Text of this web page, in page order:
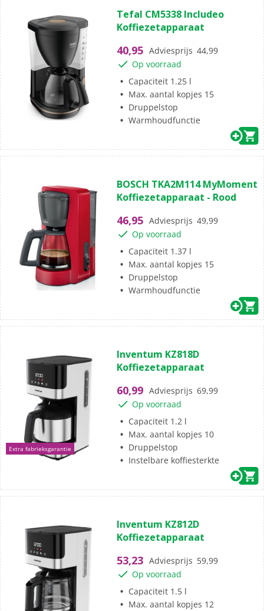
van
de
sterren.
Tefal CM5338 Includeo
Koffiezetapparaat
40,95 Adviesprijs 44,99
Op voorraad
Capaciteit 1.25 l
Max. aantal kopjes 15
Druppelstop
Warmhoudfunctie
van
de
sterren.
1
beoordeling
BOSCH TKA2M114 MyMoment
Koffiezetapparaat - Rood
46,95 Adviesprijs 49,99
Op voorraad
Capaciteit 1.37 l
Max. aantal kopjes 15
Druppelstop
Warmhoudfunctie
Extra fabrieksgarantie
van
de
sterren.
2
beoordelingen
Inventum KZ818D
Koffiezetapparaat
60,99 Adviesprijs 69,99
Op voorraad
Capaciteit 1.2 l
Max. aantal kopjes 10
Druppelstop
Instelbare koffiesterkte
van
de
sterren.
3
beoordelingen
Inventum KZ812D
Koffiezetapparaat
53,23 Adviesprijs 59,99
Op voorraad
Capaciteit 1.5 l
Max. aantal kopjes 12